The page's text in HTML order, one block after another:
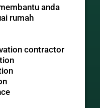
anda
rumah
contractor